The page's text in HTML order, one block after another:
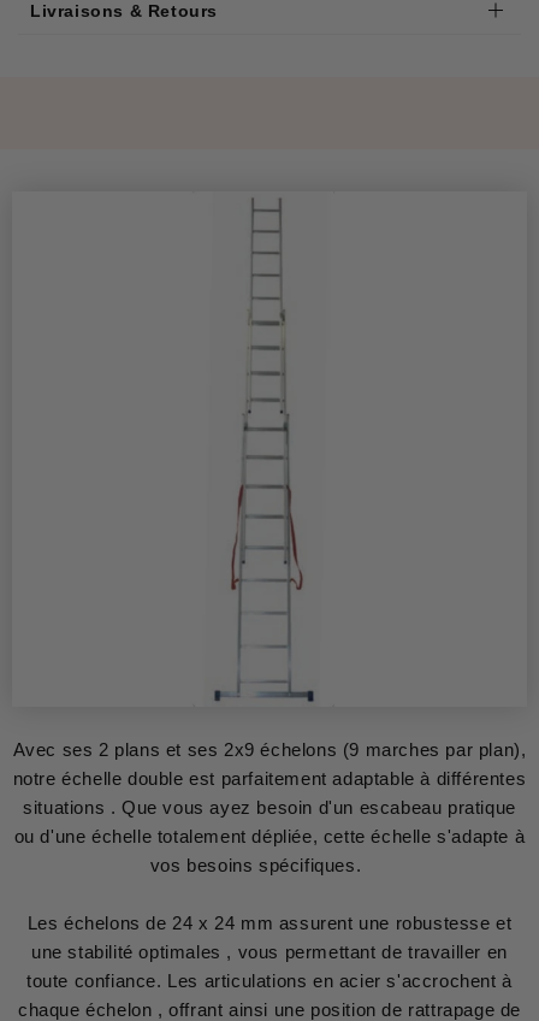
Livraisons & Retours
Avec ses 2 plans et ses 2x9 échelons (9 marches par plan),
notre échelle double est parfaitement adaptable à différentes
situations . Que vous ayez besoin d'un escabeau pratique
ou d'une échelle totalement dépliée, cette échelle s'adapte à
vos besoins spécifiques.
Les échelons de 24 x 24 mm assurent une robustesse et
une stabilité optimales , vous permettant de travailler en
toute confiance. Les articulations en acier s'accrochent à
chaque échelon , offrant ainsi une position de rattrapage de